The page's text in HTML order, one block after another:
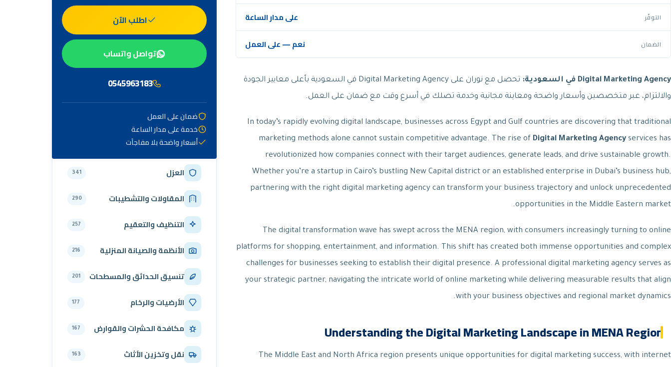
التوفّر على مدار الساعة
الضمان نعم — على العمل
Digital Marketing Agency في السعودية:
تحصل مع نوران على Digital Marketing Agency في السعودية بأعلى معايير الجودة
والالتزام، عبر متخصصين وأسعار واضحة ومعاينة مجانية وخدمة تصلك في أسرع وقت مع ضمان على العمل.
In today’s rapidly evolving digital landscape, businesses across Egypt and Gulf countries are discovering that traditional
marketing methods alone cannot sustain competitive advantage. The rise of Digital Marketing Agency services has
revolutionized how companies connect with their target audiences, generate leads, and drive sustainable growth.
Whether you’re a startup in Cairo’s bustling New Capital district or an established enterprise in Dubai’s business hub,
partnering with the right digital marketing agency can transform your business trajectory and unlock unprecedented
opportunities in the Middle Eastern market.
The digital transformation wave has swept across the MENA region, with consumers increasingly turning to online
platforms for shopping, entertainment, and information. This shift has created both immense opportunities and complex
challenges for businesses seeking to establish their digital presence. A professional digital marketing agency serves as
your strategic partner, navigating the intricate world of online marketing while delivering measurable results that align
with your business objectives and regional market dynamics.
Understanding the Digital Marketing Landscape in MENA Region
The Middle East and North Africa region presents unique opportunities for digital marketing success, with internet
اطلب الآن
تواصل واتساب
0545963183
ضمان على العمل
خدمة على مدار الساعة
أسعار واضحة بلا مفاجآت
أهم التصنيفات
العزل 341
المقاولات والتشطيبات 290
التنظيف والتعقيم 257
الأنظمة والصيانة المنزلية 216
تنسيق الحدائق والمسطحات 201
الأرضيات والرخام 177
مكافحة الحشرات والقوارض 167
نقل وتخزين الأثاث 163